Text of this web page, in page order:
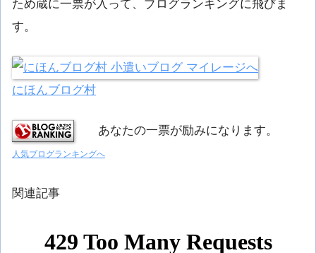
ため蔵に一票が入って、ブログランキングに飛びま
す。
にほんブログ村
あなたの一票が励みになります。
人気ブログランキングへ
関連記事